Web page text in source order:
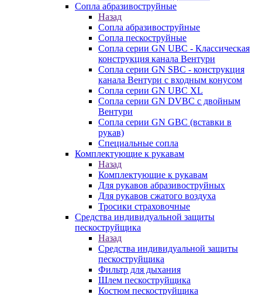
Сопла абразивоструйные
Назад
Сопла абразивоструйные
Сопла пескоструйные
Сопла серии GN UBC - Классическая
конструкция канала Вентури
Сопла серии GN SBC - конструкция
канала Вентури c входным конусом
Сопла серии GN UBC XL
Сопла серии GN DVBC с двойным
Вентури
Сопла серии GN GBC (вставки в
рукав)
Специальные сопла
Комплектующие к рукавам
Назад
Комплектующие к рукавам
Для рукавов абразивоструйных
Для рукавов сжатого воздуха
Тросики страховочные
Средства индивидуальной защиты
пескоструйщика
Назад
Средства индивидуальной защиты
пескоструйщика
Фильтр для дыхания
Шлем пескоструйщика
Костюм пескоструйщика